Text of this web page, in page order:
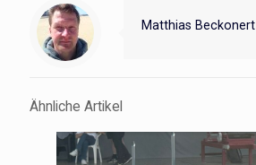
Matthias Beckonert
Ähnliche Artikel